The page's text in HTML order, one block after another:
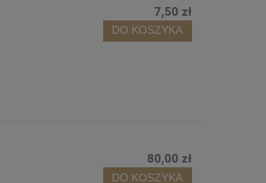
7,50 zł
DO KOSZYKA
80,00 zł
DO KOSZYKA